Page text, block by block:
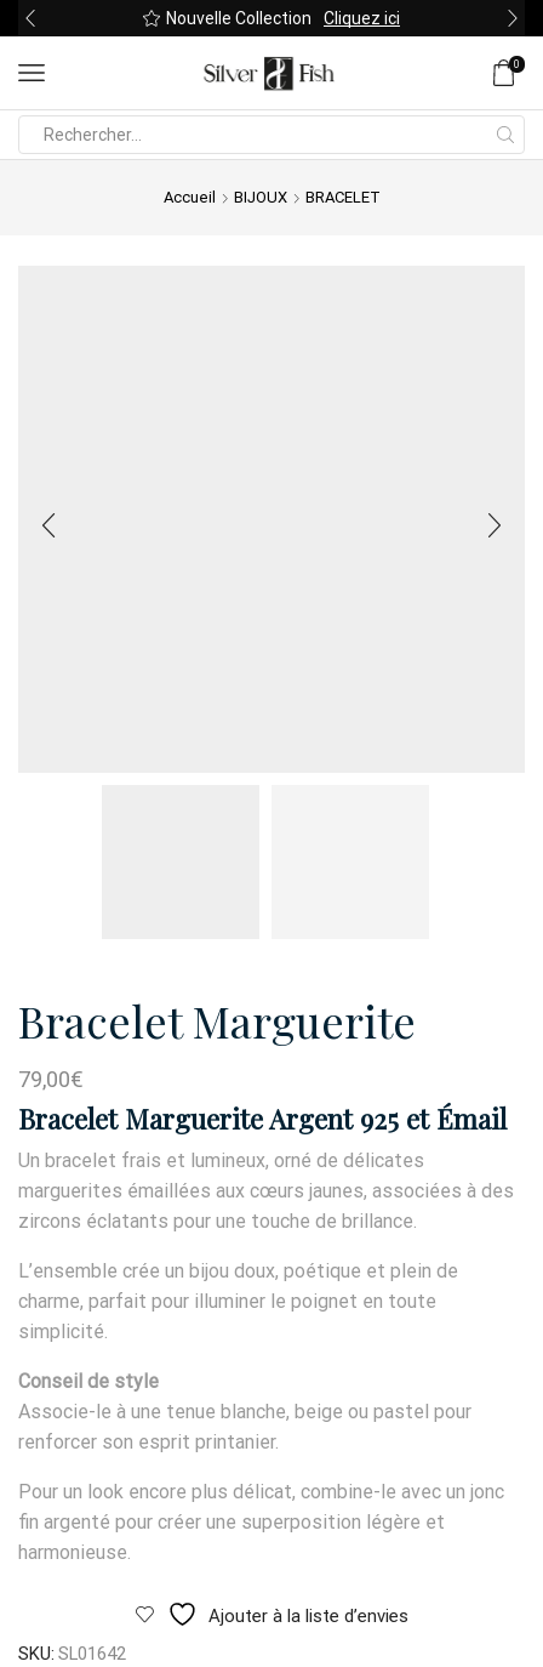
Nouvelle Collection Cliquez ici
0
Accueil BIJOUX BRACELET
Bracelet Marguerite
79,00€
Bracelet Marguerite Argent 925 et Émail
Un bracelet frais et lumineux, orné de délicates
marguerites émaillées aux cœurs jaunes, associées à des
zircons éclatants pour une touche de brillance.
L’ensemble crée un bijou doux, poétique et plein de
charme, parfait pour illuminer le poignet en toute
simplicité.
Conseil de style
Associe-le à une tenue blanche, beige ou pastel pour
renforcer son esprit printanier.
Pour un look encore plus délicat, combine-le avec un jonc
fin argenté pour créer une superposition légère et
harmonieuse.
Ajouter à la liste d’envies
SKU: SL01642